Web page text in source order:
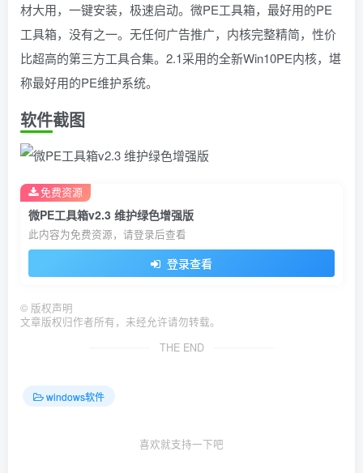
材大用，一键安装，极速启动。微PE工具箱，最好用的PE
工具箱，没有之一。无任何广告推广，内核完整精简，性价
比超高的第三方工具合集。2.1采用的全新Win10PE内核，堪
称最好用的PE维护系统。
软件截图
微PE工具箱v2.3 维护绿色增强版
此内容为免费资源，请登录后查看
登录查看
免费资源
© 版权声明
文章版权归作者所有，未经允许请勿转载。
THE END
windows软件
喜欢就支持一下吧